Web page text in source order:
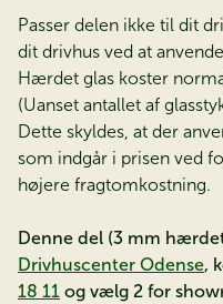
Passer delen ikke til dit
dit drivhus ved at anvende
Hærdet glas koster
(Uanset antallet af
Dette skyldes, at der
som indgår i prisen ved
højere fragtomkostning.
Denne del (3 mm
Drivhuscenter Odense,
18 11 og vælg 2 for